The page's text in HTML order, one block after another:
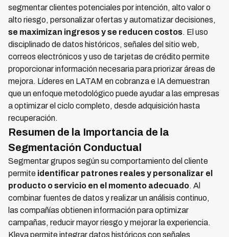
segmentar clientes potenciales por intención, alto valor o
alto riesgo, personalizar ofertas y automatizar decisiones,
se maximizan ingresos y se reducen costos. El uso
disciplinado de datos históricos, señales del sitio web,
correos electrónicos y uso de tarjetas de crédito permite
proporcionar información necesaria para priorizar áreas de
mejora. Líderes en LATAM en cobranza e IA demuestran
que un enfoque metodológico puede ayudar a las empresas
a optimizar el ciclo completo, desde adquisición hasta
recuperación.
Resumen de la Importancia de la
Segmentación Conductual
Segmentar grupos según su comportamiento del cliente
permite identificar patrones reales y personalizar el
producto o servicio en el momento adecuado. Al
combinar fuentes de datos y realizar un análisis continuo,
las compañías obtienen información para optimizar
campañas, reducir mayor riesgo y mejorar la experiencia.
Kleva permite integrar datos históricos con señales